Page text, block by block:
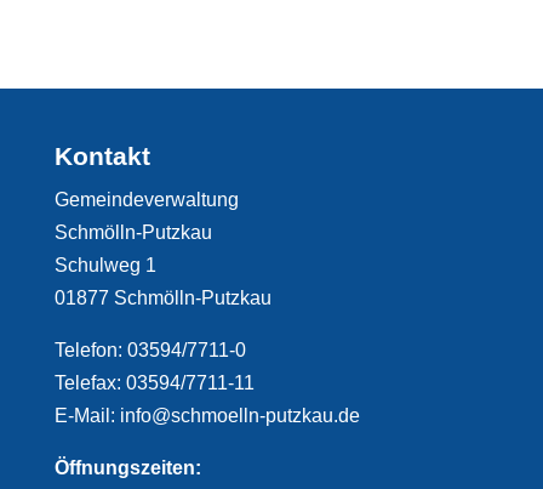
Kontakt
Gemeindeverwaltung
Schmölln-Putzkau
Schulweg 1
01877 Schmölln-Putzkau
Telefon: 03594/7711-0
Telefax: 03594/7711-11
E-Mail: info@schmoelln-putzkau.de
Öffnungszeiten: